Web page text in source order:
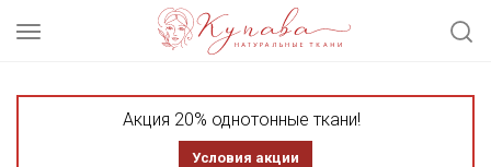
Акция 20% однотонные ткани!
Условия акции